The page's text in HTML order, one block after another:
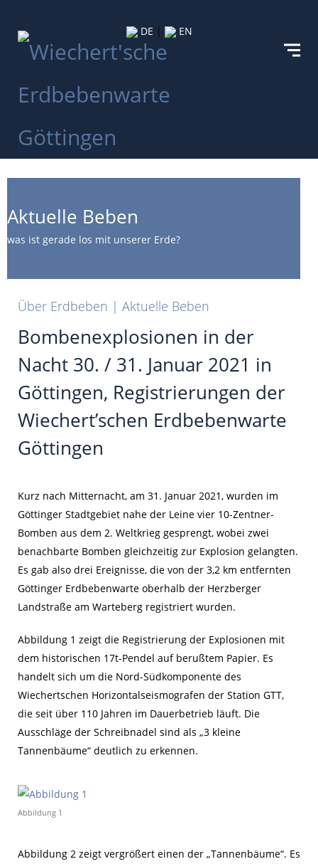
DE | EN
Aktuelle Beben
was ist gerade los mit unserer Erde?
Über Erdbeben | Aktuelle Beben
Bombenexplosionen in der
Nacht 30. / 31. Januar 2021 in
Göttingen, Registrierungen der
Wiechert’schen Erdbebenwarte
Göttingen
Kurz nach Mitternacht, am 31. Januar 2021, wurden im
Göttinger Stadtgebiet nahe der Leine vier 10-Zentner-
Bomben aus dem 2. Weltkrieg gesprengt, wobei zwei
benachbarte Bomben gleichzeitig zur Explosion gelangten.
Es gab also drei Ereignisse, die von der 3,2 km entfernten
Göttinger Erdbebenwarte oberhalb der Herzberger
Landstraße am Warteberg registriert wurden.
Abbildung 1 zeigt die Registrierung der Explosionen mit
dem historischen 17t-Pendel auf berußtem Papier. Es
handelt sich um die Nord-Südkomponente des
Wiechertschen Horizontalseismografen der Station GTT,
die seit über 110 Jahren im Dauerbetrieb läuft. Die
Ausschläge der Schreibnadel sind als „3 kleine
Tannenbäume“ deutlich zu erkennen.
Abbildung 1
Abbildung 2 zeigt vergrößert einen der „Tannenbäume“. Es